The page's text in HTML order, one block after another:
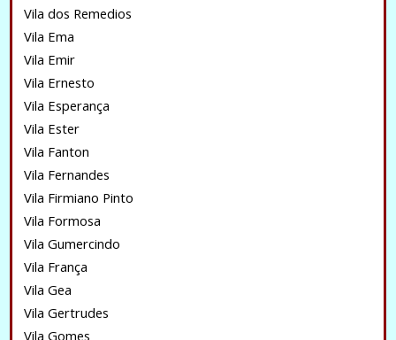
Vila dos Remedios
Vila Ema
Vila Emir
Vila Ernesto
Vila Esperança
Vila Ester
Vila Fanton
Vila Fernandes
Vila Firmiano Pinto
Vila Formosa
Vila Gumercindo
Vila França
Vila Gea
Vila Gertrudes
Vila Gomes